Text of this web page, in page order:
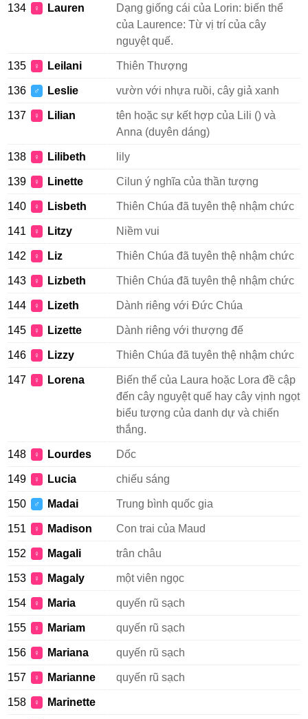
134 ♀ Lauren
Dạng giống cái của Lorin: biến thể
của Laurence: Từ vị trí của cây
nguyệt quế.
135 ♀ Leilani Thiên Thượng
136 ♂ Leslie vườn với nhựa ruồi, cây giả xanh
137 ♀ Lilian
tên hoặc sự kết hợp của Lili () và
Anna (duyên dáng)
138 ♀ Lilibeth lily
139 ♀ Linette Cilun ý nghĩa của thần tượng
140 ♀ Lisbeth Thiên Chúa đã tuyên thệ nhậm chức
141 ♀ Litzy Niềm vui
142 ♀ Liz Thiên Chúa đã tuyên thệ nhậm chức
143 ♀ Lizbeth Thiên Chúa đã tuyên thệ nhậm chức
144 ♀ Lizeth Dành riêng với Đức Chúa
145 ♀ Lizette Dành riêng với thượng đế
146 ♀ Lizzy Thiên Chúa đã tuyên thệ nhậm chức
147 ♀ Lorena
Biến thể của Laura hoặc Lora đề cập
đến cây nguyệt quế hay cây vịnh ngọt
biểu tượng của danh dự và chiến
thắng.
148 ♀ Lourdes Dốc
149 ♀ Lucia chiếu sáng
150 ♂ Madai Trung bình quốc gia
151 ♀ Madison Con trai của Maud
152 ♀ Magali trân châu
153 ♀ Magaly một viên ngọc
154 ♀ Maria quyến rũ sạch
155 ♀ Mariam quyến rũ sạch
156 ♀ Mariana quyến rũ sạch
157 ♀ Marianne quyến rũ sạch
158 ♀ Marinette